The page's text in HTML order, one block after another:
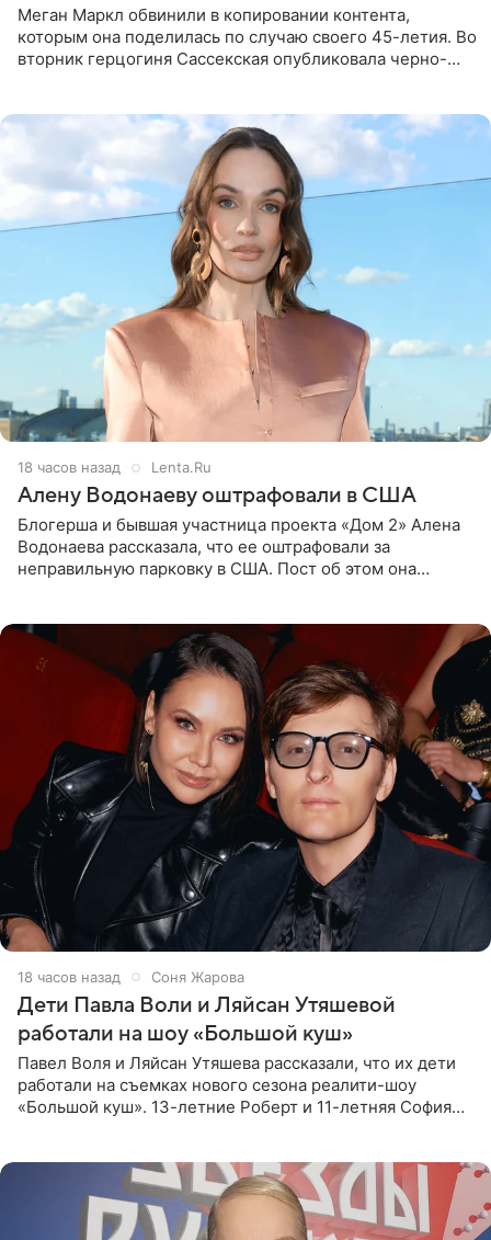
Меган Маркл обвинили в копировании контента,
которым она поделилась по случаю своего 45-летия. Во
вторник герцогиня Сассекская опубликовала черно-
18 часов назад Lenta.Ru
Алену Водонаеву оштрафовали в США
Блогерша и бывшая участница проекта «Дом 2» Алена
Водонаева рассказала, что ее оштрафовали за
неправильную парковку в США. Пост об этом она
18 часов назад Соня Жарова
Дети Павла Воли и Ляйсан Утяшевой
работали на шоу «Большой куш»
Павел Воля и Ляйсан Утяшева рассказали, что их дети
работали на съемках нового сезона реалити-шоу
«Большой куш». 13-летние Роберт и 11-летняя София